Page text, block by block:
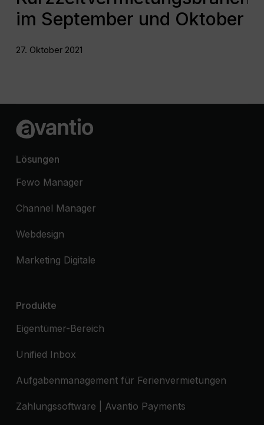
im September und Oktober
27. Oktober 2021
Lösungen
Fewo Manager
Channel Manager
Webdesign
Marketing Digitale
Produkte
Eigentümer-Bereich
Unified Inbox
Aufgabenmanagement für Ferienvermietungen
Zahlungssoftware | Avantio Payments